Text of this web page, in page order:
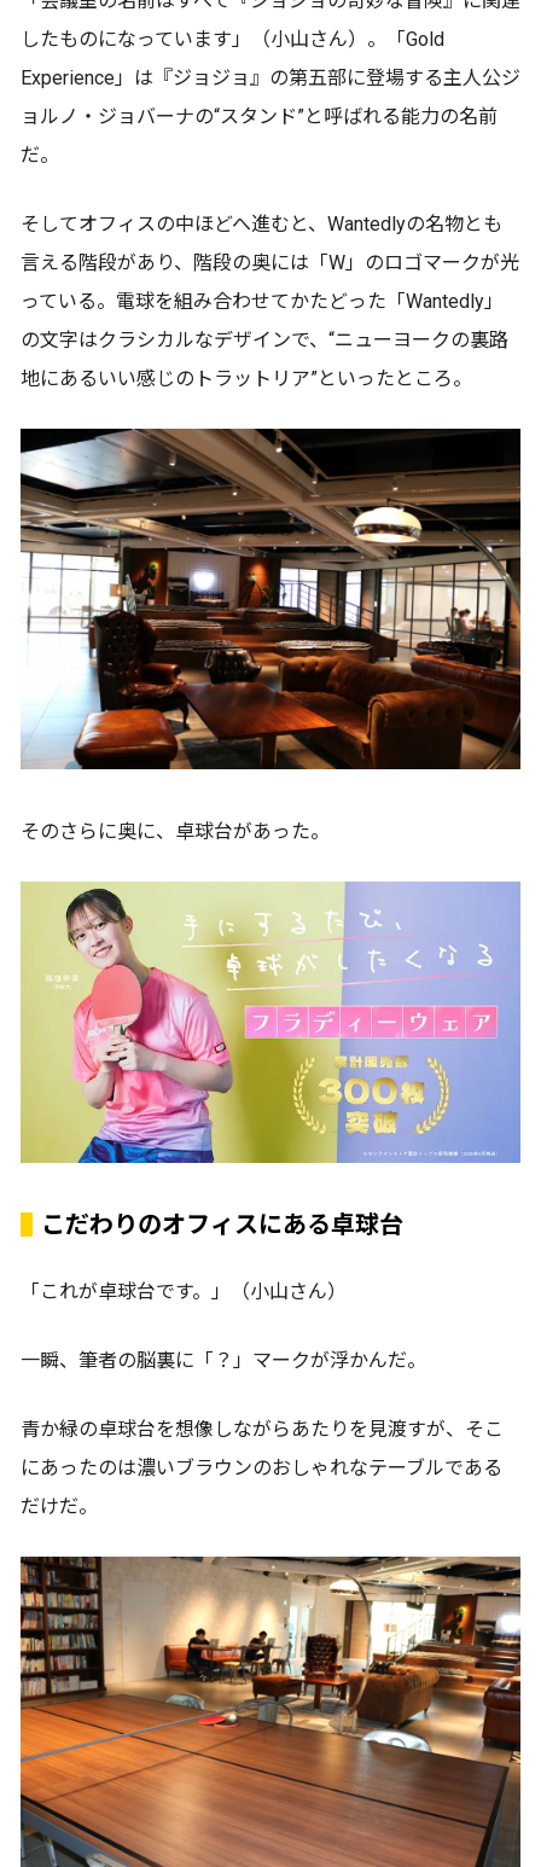
したものになっています」（小山さん）。「Gold
Experience」は『ジョジョ』の第五部に登場する主人公ジ
ョルノ・ジョバーナの“スタンド”と呼ばれる能力の名前
だ。
そしてオフィスの中ほどへ進むと、Wantedlyの名物とも
言える階段があり、階段の奥には「W」のロゴマークが光
っている。電球を組み合わせてかたどった「Wantedly」
の文字はクラシカルなデザインで、“ニューヨークの裏路
地にあるいい感じのトラットリア”といったところ。
そのさらに奥に、卓球台があった。
こだわりのオフィスにある卓球台
「これが卓球台です。」（小山さん）
一瞬、筆者の脳裏に「？」マークが浮かんだ。
青か緑の卓球台を想像しながらあたりを見渡すが、そこ
にあったのは濃いブラウンのおしゃれなテーブルである
だけだ。